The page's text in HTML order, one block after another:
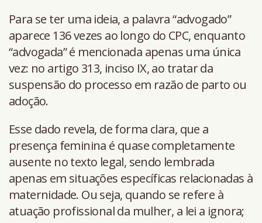
Para se ter uma ideia, a palavra “advogado”
aparece 136 vezes ao longo do CPC, enquanto
“advogada” é mencionada apenas uma única
vez: no artigo 313, inciso IX, ao tratar da
suspensão do processo em razão de parto ou
adoção.
Esse dado revela, de forma clara, que a
presença feminina é quase completamente
ausente no texto legal, sendo lembrada
apenas em situações específicas relacionadas à
maternidade. Ou seja, quando se refere à
atuação profissional da mulher, a lei a ignora;